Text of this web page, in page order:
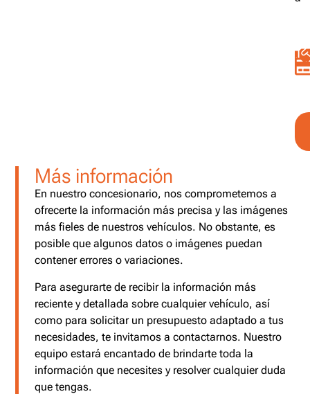
Más información
En nuestro concesionario, nos comprometemos a
ofrecerte la información más precisa y las imágenes
más fieles de nuestros vehículos. No obstante, es
posible que algunos datos o imágenes puedan
contener errores o variaciones.
Para asegurarte de recibir la información más
reciente y detallada sobre cualquier vehículo, así
como para solicitar un presupuesto adaptado a tus
necesidades, te invitamos a contactarnos. Nuestro
equipo estará encantado de brindarte toda la
información que necesites y resolver cualquier duda
que tengas.